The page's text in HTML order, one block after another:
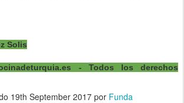
Solis
- Todos los derechos
19th September 2017 por Funda